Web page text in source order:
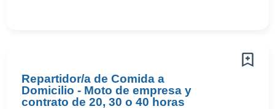
Repartidor/a de Comida a
Domicilio - Moto de empresa y
contrato de 20, 30 o 40 horas